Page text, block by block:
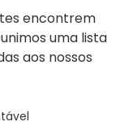
encontrem
uma lista
aos nossos